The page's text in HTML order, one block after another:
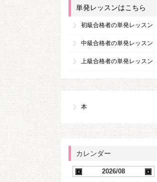
単発レッスンはこちら
初級合格者の単発レッスン
中級合格者の単発レッスン
上級合格者の単発レッスン
本
2026/08